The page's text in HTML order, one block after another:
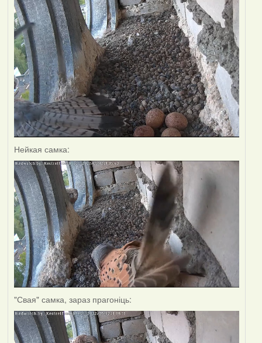
Нейкая самка:
"Свая" самка, зараз прагоніць: